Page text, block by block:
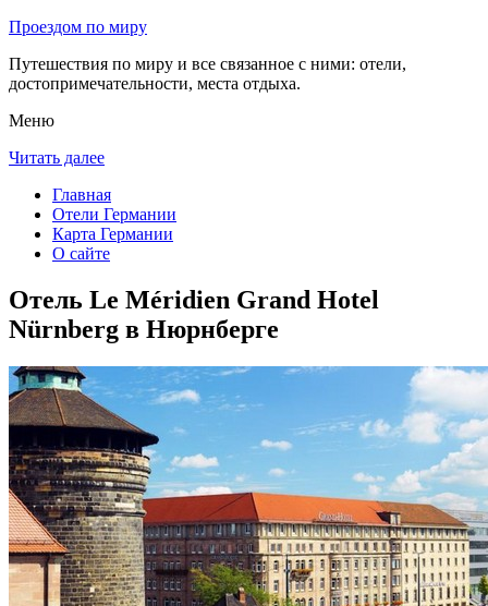
Проездом по миру
Путешествия по миру и все связанное с ними: отели,
достопримечательности, места отдыха.
Меню
Читать далее
Главная
Отели Германии
Карта Германии
О сайте
Отель Le Méridien Grand Hotel
Nürnberg в Нюрнберге